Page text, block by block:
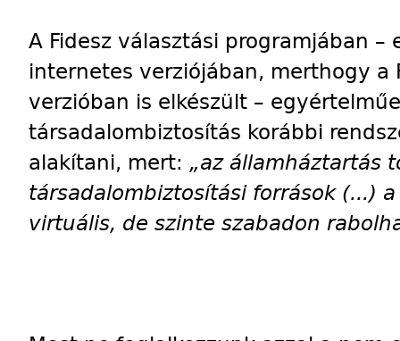
A Fidesz választási programjában –
internetes verziójában, merthogy a
verzióban is elkészült –
társadalombiztosítás korábbi
alakítani, mert: „az államháztartás
társadalombiztosítási források (...)
virtuális, de szinte szabadon